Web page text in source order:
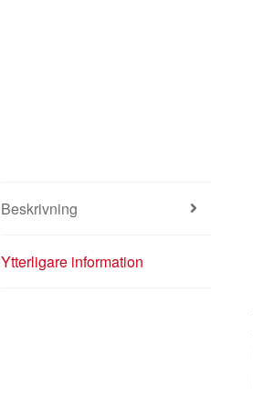
Beskrivning
Ytterligare information